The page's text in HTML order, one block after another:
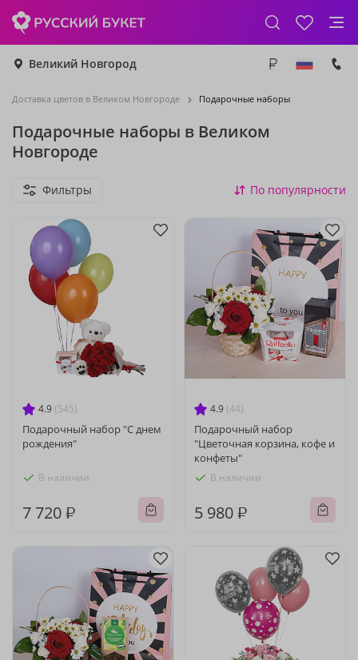
Великий Новгород
Доставка цветов в Великом Новгороде Подарочные наборы
Подарочные наборы в Великом
Новгороде
Фильтры По популярности
4.9 (545)
Подарочный набор "С днем
рождения"
В наличии
7 720 ₽
4.9 (44)
Подарочный набор
"Цветочная корзина, кофе и
конфеты"
В наличии
5 980 ₽